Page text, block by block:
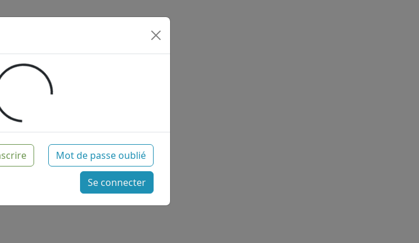
Mot de passe oublié
Se connecter